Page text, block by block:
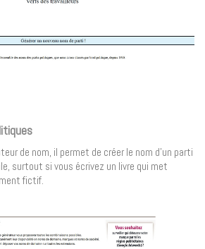
de nom, il permet de créer le nom d’un parti
surtout si vous écrivez un livre qui met
fictif.